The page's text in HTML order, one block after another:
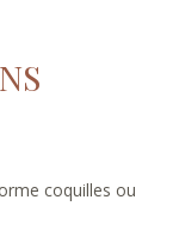
coquilles ou